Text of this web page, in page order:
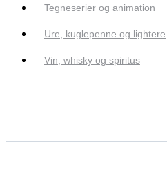
Tegneserier og animation
Ure, kuglepenne og lightere
Vin, whisky og spiritus